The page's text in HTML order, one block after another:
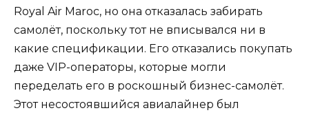
Royal Air Maroc, но она отказалась забирать
самолёт, поскольку тот не вписывался ни в
какие спецификации. Его отказались покупать
даже VIP-операторы, которые могли
переделать его в роскошный бизнес-самолёт.
Этот несостоявшийся авиалайнер был